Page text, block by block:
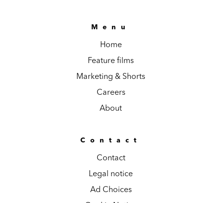
Menu
Home
Feature films
Marketing & Shorts
Careers
About
Contact
Contact
Legal notice
Ad Choices